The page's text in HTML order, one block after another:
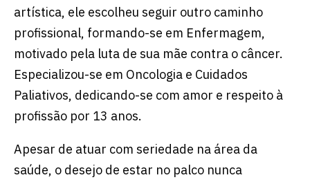
artística, ele escolheu seguir outro caminho
profissional, formando-se em Enfermagem,
motivado pela luta de sua mãe contra o câncer.
Especializou-se em Oncologia e Cuidados
Paliativos, dedicando-se com amor e respeito à
profissão por 13 anos.
Apesar de atuar com seriedade na área da
saúde, o desejo de estar no palco nunca